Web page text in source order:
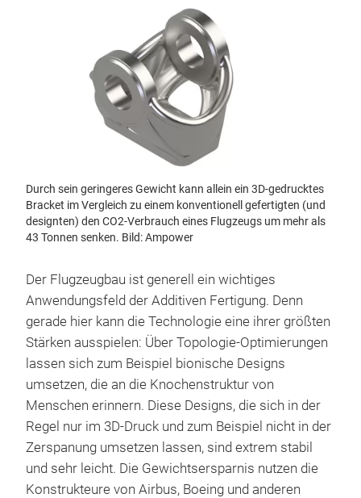
Durch sein geringeres Gewicht kann allein ein 3D-gedrucktes
Bracket im Vergleich zu einem konventionell gefertigten (und
designten) den CO2-Verbrauch eines Flugzeugs um mehr als
43 Tonnen senken. Bild: Ampower
Der Flugzeugbau ist generell ein wichtiges
Anwendungsfeld der Additiven Fertigung. Denn
gerade hier kann die Technologie eine ihrer größten
Stärken ausspielen: Über Topologie-Optimierungen
lassen sich zum Beispiel bionische Designs
umsetzen, die an die Knochenstruktur von
Menschen erinnern. Diese Designs, die sich in der
Regel nur im 3D-Druck und zum Beispiel nicht in der
Zerspanung umsetzen lassen, sind extrem stabil
und sehr leicht. Die Gewichtsersparnis nutzen die
Konstrukteure von Airbus, Boeing und anderen